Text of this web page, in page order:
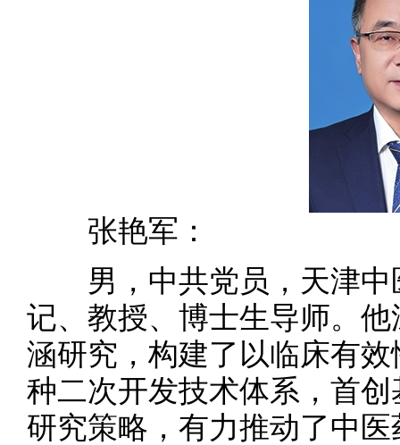
张艳军：
男，中共党员，天津中
记、教授、博士生导师。
涵研究，构建了以临床有
种二次开发技术体系，首
研究策略，有力推动了中